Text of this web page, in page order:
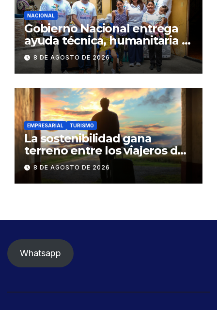
NACIONAL
Gobierno Nacional entrega
ayuda técnica, humanitaria y
Bono Joaquín Gallegos Lara a
familia en situación de
vulnerabilidad
8 DE AGOSTO DE 2026
EMPRESARIAL TURISMO
La sostenibilidad gana
terreno entre los viajeros de
negocios
8 DE AGOSTO DE 2026
Whatsapp